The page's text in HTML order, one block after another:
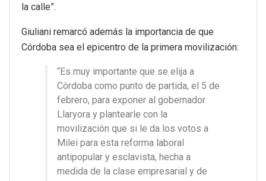
la calle”.
Giuliani remarcó además la importancia de que
Córdoba sea el epicentro de la primera movilización:
“Es muy importante que se elija a
Córdoba como punto de partida, el 5 de
febrero, para exponer al gobernador
Llaryora y plantearle con la
movilización que si le da los votos a
Milei para esta reforma laboral
antipopular y esclavista, hecha a
medida de la clase empresarial y de